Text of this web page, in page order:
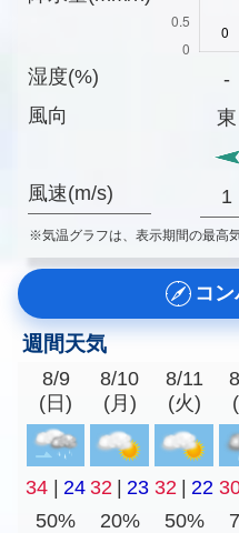
湿度(%)
風向
風速(m/s)
-
東
1
※気温グラフは、表示期間の最高
コ
週間天気
8/9
(日)
8/10
(月)
8/11
(火)
34 | 24 32 | 23 32 | 22
50%
20% 50%